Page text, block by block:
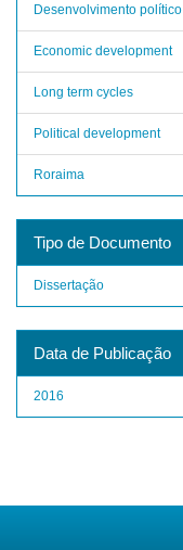
Desenvolvimento político
Economic development
Long term cycles
Political development
Roraima
Tipo de Documento
Dissertação
Data de Publicação
2016